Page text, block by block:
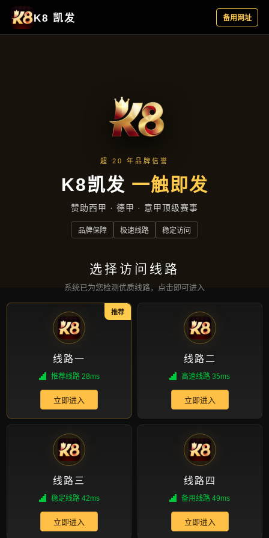
成效展示
首页 成效展示